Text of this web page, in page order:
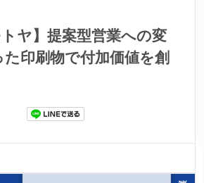
トヤ】提案型営業への変
印刷物で付加価値を創